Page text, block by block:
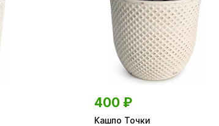
400 ₽
Кашпо Точки